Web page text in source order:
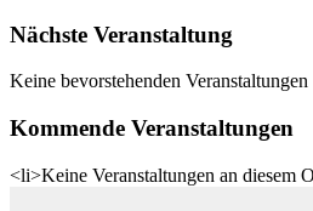
Nächste Veranstaltung
Keine bevorstehenden Veranstaltungen
Kommende Veranstaltungen
<li>Keine Veranstaltungen an diesem